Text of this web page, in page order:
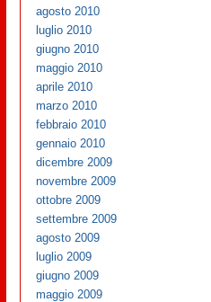
agosto 2010
luglio 2010
giugno 2010
maggio 2010
aprile 2010
marzo 2010
febbraio 2010
gennaio 2010
dicembre 2009
novembre 2009
ottobre 2009
settembre 2009
agosto 2009
luglio 2009
giugno 2009
maggio 2009